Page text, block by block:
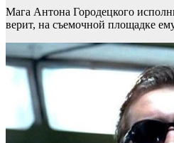
Мага Антона Городецкого
верит, на съемочной площадке